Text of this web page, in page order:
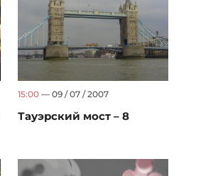
15:00 — 09 / 07 / 2007
Тауэрский мост – 8